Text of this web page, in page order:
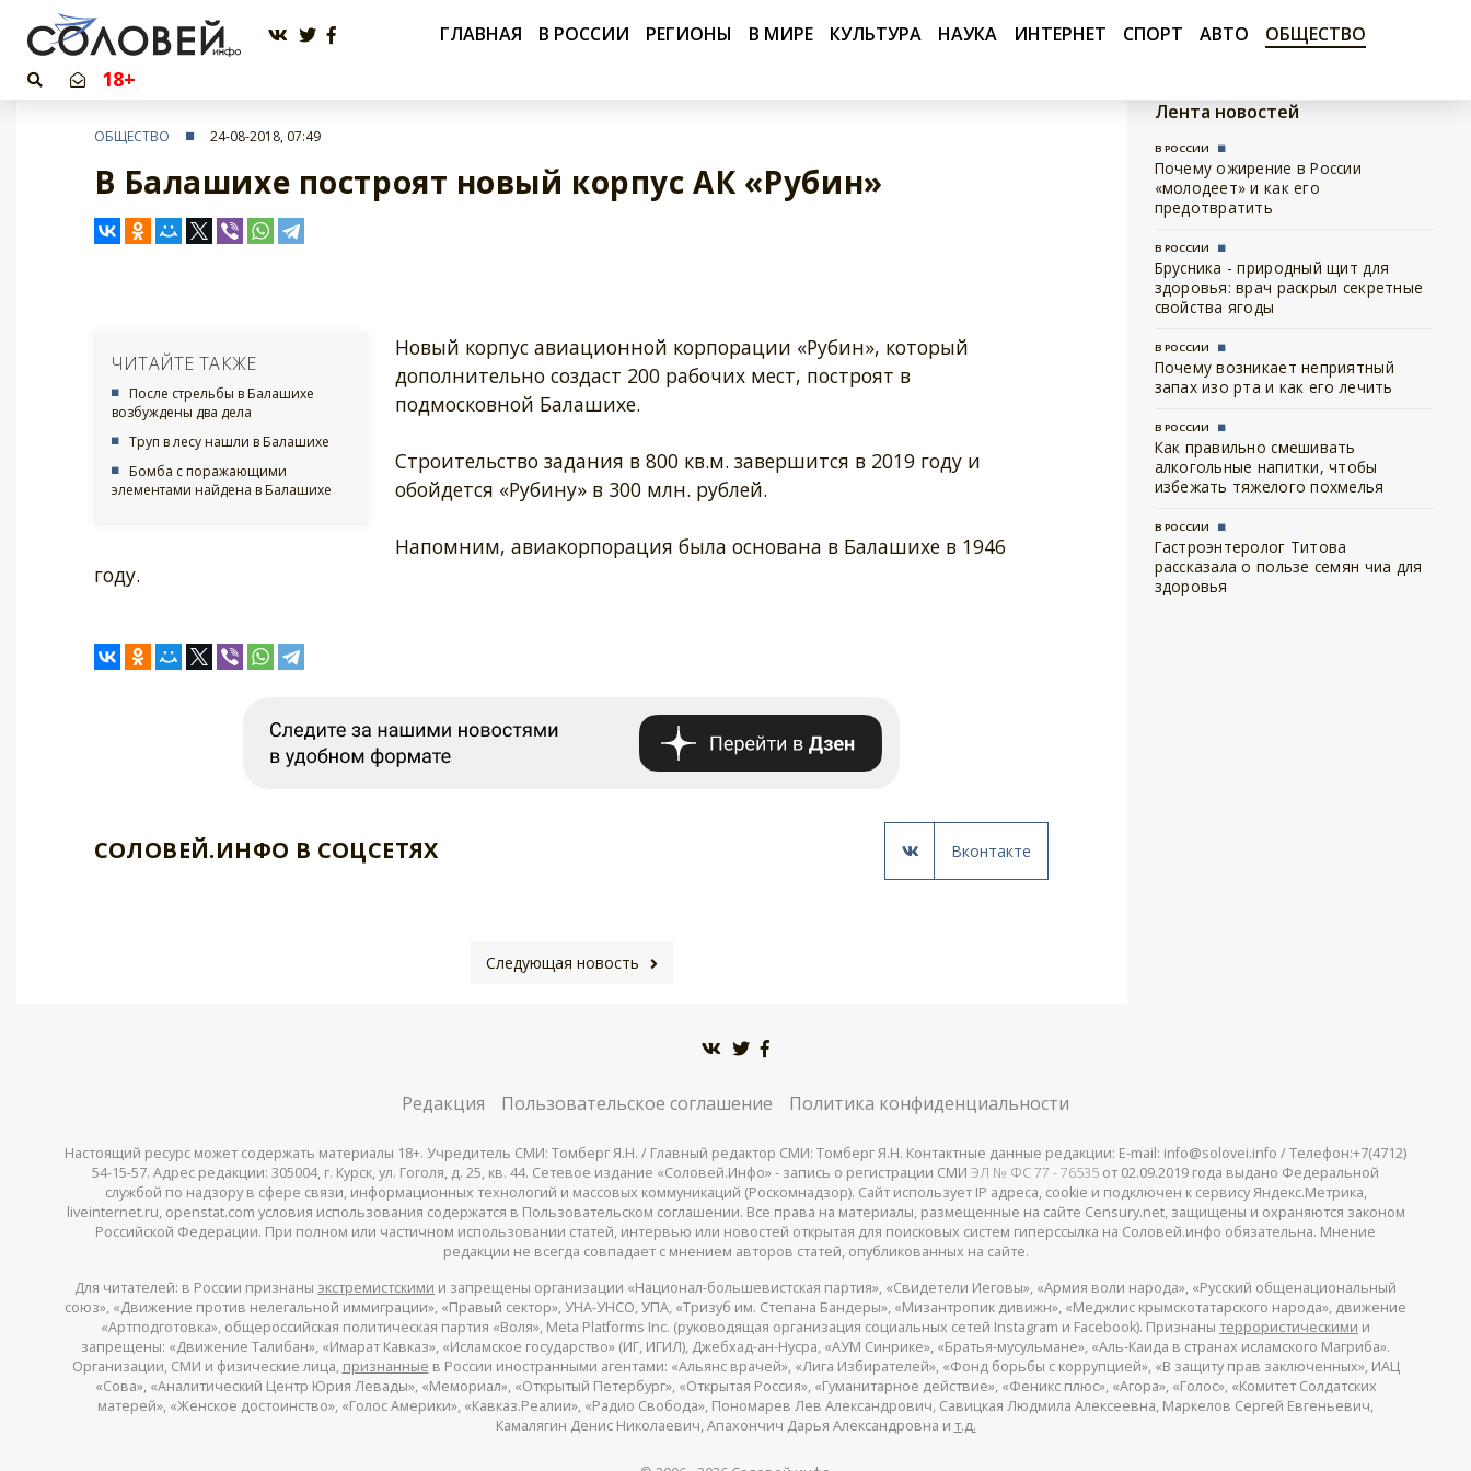
ГЛАВНАЯ В РОССИИ РЕГИОНЫ В МИРЕ КУЛЬТУРА НАУКА ИНТЕРНЕТ СПОРТ АВТО ОБЩЕСТВО
18+
ОБЩЕСТВО 24-08-2018, 07:49
В Балашихе построят новый корпус АК «Рубин»
ЧИТАЙТЕ ТАКЖЕ
После стрельбы в Балашихе
возбуждены два дела
Труп в лесу нашли в Балашихе
Бомба с поражающими
элементами найдена в Балашихе
Новый корпус авиационной корпорации «Рубин», который
дополнительно создаст 200 рабочих мест, построят в
подмосковной Балашихе.
Строительство задания в 800 кв.м. завершится в 2019 году и
обойдется «Рубину» в 300 млн. рублей.
Напомним, авиакорпорация была основана в Балашихе в 1946
году.
СОЛОВЕЙ.ИНФО В СОЦСЕТЯХ Вконтакте
Следующая новость
Лента новостей
В РОССИИ
Почему ожирение в России
«молодеет» и как его
предотвратить
В РОССИИ
Брусника - природный щит для
здоровья: врач раскрыл секретные
свойства ягоды
В РОССИИ
Почему возникает неприятный
запах изо рта и как его лечить
В РОССИИ
Как правильно смешивать
алкогольные напитки, чтобы
избежать тяжелого похмелья
В РОССИИ
Гастроэнтеролог Титова
рассказала о пользе семян чиа для
здоровья
Редакция Пользовательское соглашение Политика конфиденциальности
Настоящий ресурс может содержать материалы 18+. Учредитель СМИ: Томберг Я.Н. / Главный редактор СМИ: Томберг Я.Н. Контактные данные редакции: E-mail: info@solovei.info / Телефон:+7(4712)
54-15-57. Адрес редакции: 305004, г. Курск, ул. Гоголя, д. 25, кв. 44. Сетевое издание «Соловей.Инфо» - запись о регистрации СМИ ЭЛ № ФС 77 - 76535 от 02.09.2019 года выдано Федеральной
службой по надзору в сфере связи, информационных технологий и массовых коммуникаций (Роскомнадзор). Сайт использует IP адреса, cookie и подключен к сервису Яндекс.Метрика,
liveinternet.ru, openstat.com условия использования содержатся в Пользовательском соглашении. Все права на материалы, размещенные на сайте Censury.net, защищены и охраняются законом
Российской Федерации. При полном или частичном использовании статей, интервью или новостей открытая для поисковых систем гиперссылка на Соловей.инфо обязательна. Мнение
редакции не всегда совпадает с мнением авторов статей, опубликованных на сайте.
Для читателей: в России признаны экстремистскими и запрещены организации «Национал-большевистская партия», «Свидетели Иеговы», «Армия воли народа», «Русский общенациональный
союз», «Движение против нелегальной иммиграции», «Правый сектор», УНА-УНСО, УПА, «Тризуб им. Степана Бандеры», «Мизантропик дивижн», «Меджлис крымскотатарского народа», движение
«Артподготовка», общероссийская политическая партия «Воля», Meta Platforms Inc. (руководящая организация социальных сетей Instagram и Facebook). Признаны террористическими и
запрещены: «Движение Талибан», «Имарат Кавказ», «Исламское государство» (ИГ, ИГИЛ), Джебхад-ан-Нусра, «АУМ Синрике», «Братья-мусульмане», «Аль-Каида в странах исламского Магриба».
Организации, СМИ и физические лица, признанные в России иностранными агентами: «Альянс врачей», «Лига Избирателей», «Фонд борьбы с коррупцией», «В защиту прав заключенных», ИАЦ
«Сова», «Аналитический Центр Юрия Левады», «Мемориал», «Открытый Петербург», «Открытая Россия», «Гуманитарное действие», «Феникс плюс», «Агора», «Голос», «Комитет Солдатских
матерей», «Женское достоинство», «Голос Америки», «Кавказ.Реалии», «Радио Свобода», Пономарев Лев Александрович, Савицкая Людмила Алексеевна, Маркелов Сергей Евгеньевич,
Камалягин Денис Николаевич, Апахончич Дарья Александровна и т.д.